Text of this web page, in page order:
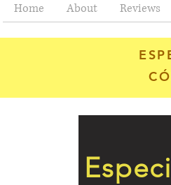
Home About Reviews